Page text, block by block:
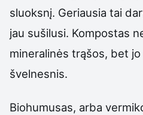
sluoksnį. Geriausia tai
jau sušilusi. Kompostas
mineralinės trąšos, bet
švelnesnis.
Biohumusas, arba